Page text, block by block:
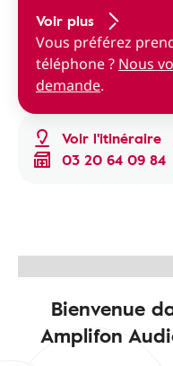
Voir l'itinéraire
03 20 64 09 84
Voir plus
Vous préférez
téléphone ? Nous
demande.
Bienvenue
Amplifon